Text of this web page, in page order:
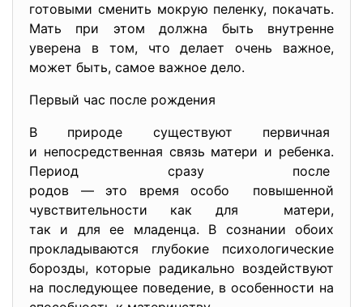
готовыми сменить мокрую пеленку, покачать.
Мать при этом должна быть внутренне
уверена в том, что делает очень важное,
может быть, самое важное дело.
Первый час после рождения
В природе существуют первичная
и непосредственная связь матери и ребенка.
Период сразу после
родов — это время особо повышенной
чувствительности как для матери,
так и для ее младенца. В сознании обоих
прокладываются глубокие психологические
борозды, которые радикально воздействуют
на последующее поведение, в особенности на